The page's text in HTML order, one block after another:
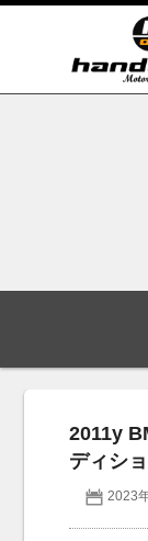
会社概要
アクセス
お問い合わせ
2011y
ディシ
2023